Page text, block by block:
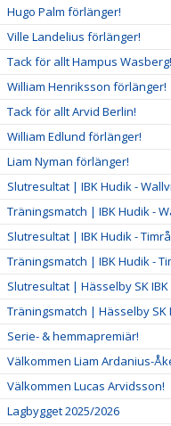
Hugo Palm förlänger!
Ville Landelius förlänger!
Tack för allt Hampus Wasberg!
William Henriksson förlänger!
Tack för allt Arvid Berlin!
William Edlund förlänger!
Liam Nyman förlänger!
Slutresultat | IBK Hudik -
Träningsmatch | IBK Hudik -
Slutresultat | IBK Hudik - Timrå
Träningsmatch | IBK Hudik -
Slutresultat | Hässelby SK IBK
Träningsmatch | Hässelby SK
Serie- & hemmapremiär!
Välkommen Liam Ardanius-
Välkommen Lucas Arvidsson!
Lagbygget 2025/2026